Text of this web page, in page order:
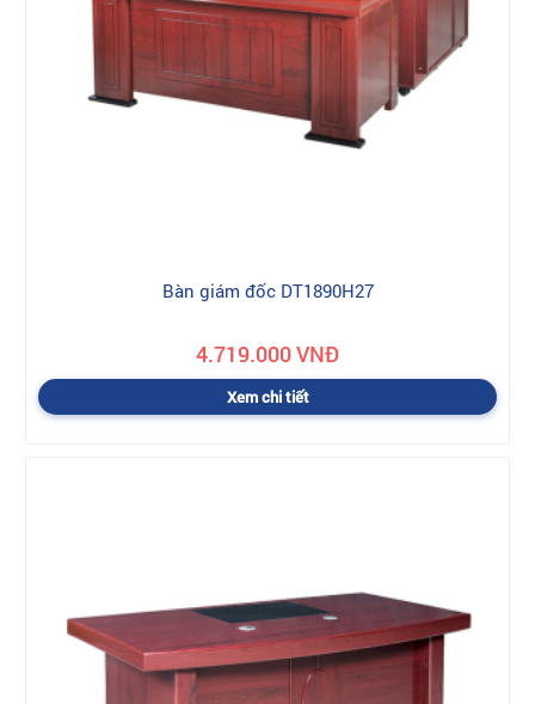
Bàn giám đốc DT1890H27
4.719.000 VNĐ
Xem chi tiết